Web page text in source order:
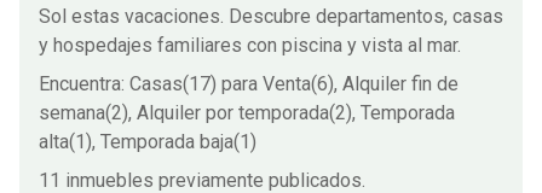
Sol estas vacaciones. Descubre departamentos, casas
y hospedajes familiares con piscina y vista al mar.
Encuentra: Casas(17) para Venta(6), Alquiler fin de
semana(2), Alquiler por temporada(2), Temporada
alta(1), Temporada baja(1)
11 inmuebles previamente publicados.